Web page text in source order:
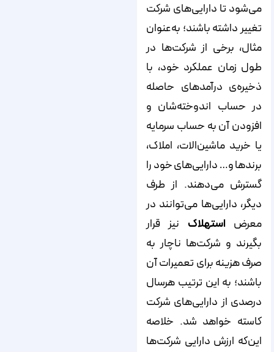
می‌شود تا دارایی‌های شرکت
تغییر داشته باشند؛ به‌عنوان
مثال، برخی از شرکت‌ها در
طول زمان عملکرد خود، با
ذخیره‌ی درآمدهای حاصله
در حساب اندوخته‌شان و
افزودن آن به حساب سرمایه
یا خرید ماشین‌الات، املاک،
برندها و… دارایی‌های خود را
گسترش می‌دهند. از طرف
دیگر، دارایی‌ها می‌توانند در
معرض استهلاک نیز قرار
بگیرند و شرکت‌ها ناچار به
صرف هزینه برای تعمیرات آن
باشند؛ به این ترتیب هرسال
درصدی از دارایی‌های شرکت
کاسته خواهد شد. خلاصه
این‌که ارزش دارایی شرکت‌ها